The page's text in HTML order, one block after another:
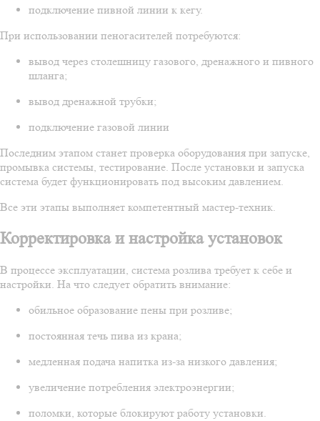
подключение пивной линии к кегу.
При использовании пеногасителей потребуются:
вывод через столешницу газового, дренажного и пивного
шланга;
вывод дренажной трубки;
подключение газовой линии
Последним этапом станет проверка оборудования при запуске,
промывка системы, тестирование. После установки и запуска
система будет функционировать под высоким давлением.
Все эти этапы выполняет компетентный мастер-техник.
Корректировка и настройка установок
В процессе эксплуатации, система розлива требует к себе и
настройки. На что следует обратить внимание:
обильное образование пены при розливе;
постоянная течь пива из крана;
медленная подача напитка из-за низкого давления;
увеличение потребления электроэнергии;
поломки, которые блокируют работу установки.